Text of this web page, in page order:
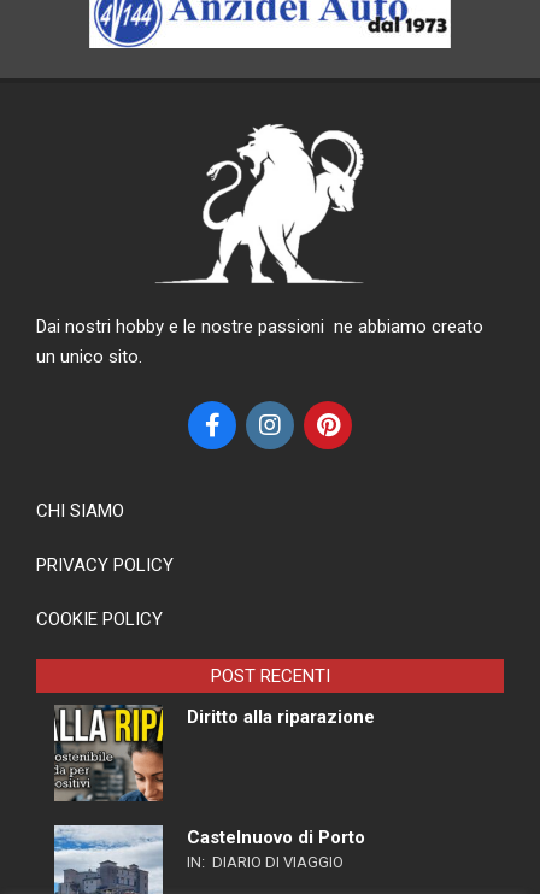
Dai nostri hobby e le nostre passioni ne abbiamo creato
un unico sito.
CHI SIAMO
PRIVACY POLICY
COOKIE POLICY
POST RECENTI
Diritto alla riparazione
Castelnuovo di Porto
IN: DIARIO DI VIAGGIO